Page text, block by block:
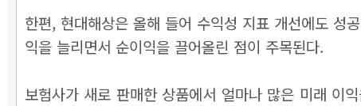
한편, 현대해상은 올해 들어 수익성 지표 개선에도
익을 늘리면서 순이익을 끌어올린 점이 주목된다.
보험사가 새로 판매한 상품에서 얼마나 많은 미래